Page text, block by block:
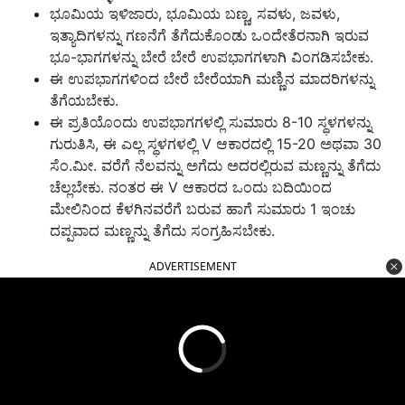
ಭೂಮಿಯ ಇಳಿಜಾರು, ಭೂಮಿಯ ಬಣ್ಣ, ಸವಳು, ಜವಳು,
ಇತ್ಯಾದಿಗಳನ್ನು ಗಣನೆಗೆ ತೆಗೆದುಕೊಂಡು ಒಂದೇತೆರನಾಗಿ ಇರುವ
ಭೂ-ಭಾಗಗಳನ್ನು ಬೇರೆ ಬೇರೆ ಉಪಭಾಗಗಳಾಗಿ ವಿಂಗಡಿಸಬೇಕು.
ಈ ಉಪಭಾಗಗಳಿಂದ ಬೇರೆ ಬೇರೆಯಾಗಿ ಮಣ್ಣಿನ ಮಾದರಿಗಳನ್ನು
ತೆಗೆಯಬೇಕು.
ಈ ಪ್ರತಿಯೊಂದು ಉಪಭಾಗಗಳಲ್ಲಿ ಸುಮಾರು 8-10 ಸ್ಥಳಗಳನ್ನು
ಗುರುತಿಸಿ, ಈ ಎಲ್ಲ ಸ್ಥಳಗಳಲ್ಲಿ V ಆಕಾರದಲ್ಲಿ 15-20 ಅಥವಾ 30
ಸೆಂ.ಮೀ. ವರೆಗೆ ನೆಲವನ್ನು ಅಗೆದು ಅದರಲ್ಲಿರುವ ಮಣ್ಣನ್ನು ತೆಗೆದು
ಚೆಲ್ಲಬೇಕು. ನಂತರ ಈ V ಆಕಾರದ ಒಂದು ಬದಿಯಿಂದ
ಮೇಲಿನಿಂದ ಕೆಳಗಿನವರೆಗೆ ಬರುವ ಹಾಗೆ ಸುಮಾರು 1 ಇಂಚು
ದಪ್ಪವಾದ ಮಣ್ಣನ್ನು ತೆಗೆದು ಸಂಗ್ರಹಿಸಬೇಕು.
ADVERTISEMENT